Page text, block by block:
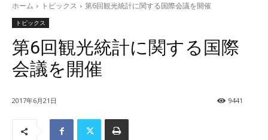
ホーム トピックス 第6回観光統計に関する国際会議を開催
トピックス
第6回観光統計に関する国際
会議を開催
2017年6月21日 9441